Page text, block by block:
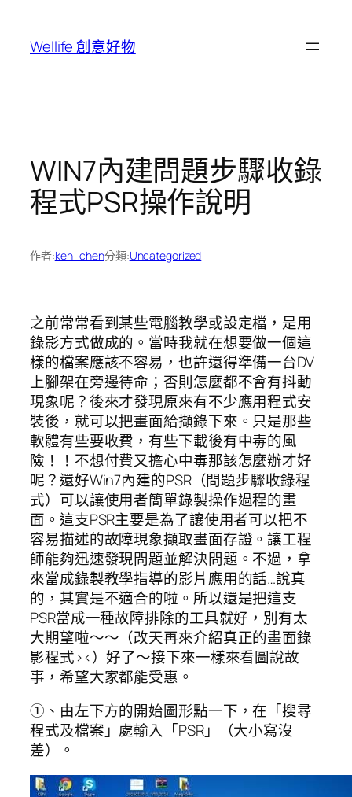
Wellife 創意好物
WIN7內建問題步驟收錄
程式PSR操作說明
作者:ken_chen分類:Uncategorized
之前常常看到某些電腦教學或設定檔，是用
錄影方式做成的。當時我就在想要做一個這
樣的檔案應該不容易，也許還得準備一台DV
上腳架在旁邊待命；否則怎麼都不會有抖動
現象呢？後來才發現原來有不少應用程式安
裝後，就可以把畫面給擷錄下來。只是那些
軟體有些要收費，有些下載後有中毒的風
險！！不想付費又擔心中毒那該怎麼辦才好
呢？還好Win7內建的PSR（問題步驟收錄程
式）可以讓使用者簡單錄製操作過程的畫
面。這支PSR主要是為了讓使用者可以把不
容易描述的故障現象擷取畫面存證。讓工程
師能夠迅速發現問題並解決問題。不過，拿
來當成錄製教學指導的影片應用的話…說真
的，其實是不適合的啦。所以還是把這支
PSR當成一種故障排除的工具就好，別有太
大期望啦～～（改天再來介紹真正的畫面錄
影程式><）好了～接下來一樣來看圖說故
事，希望大家都能受惠。
①、由左下方的開始圖形點一下，在「搜尋
程式及檔案」處輸入「PSR」（大小寫沒
差）。